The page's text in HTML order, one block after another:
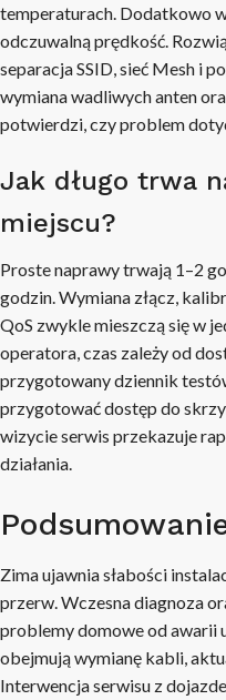
temperaturach. Dodatkowo
odczuwalną prędkość.
separacja SSID, sieć Mesh i
wymiana wadliwych anten
potwierdzi, czy problem
Jak długo trwa
miejscu?
Proste naprawy trwają 1–2
godzin. Wymiana złącz,
QoS zwykle mieszczą się w
operatora, czas zależy od
przygotowany dziennik
przygotować dostęp do
wizycie serwis przekazuje
działania.
Zima ujawnia słabości
przerw. Wczesna diagnoza
problemy domowe od awarii
obejmują wymianę kabli,
Interwencja serwisu z